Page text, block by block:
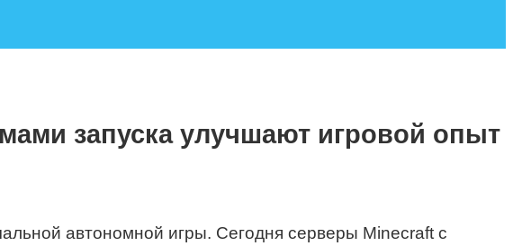
запуска улучшают игровой опыт
автономной игры. Сегодня серверы Minecraft с